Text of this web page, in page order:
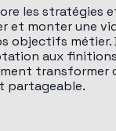
les stratégies
et monter une
objectifs métier.
aux
transformer
partageable.